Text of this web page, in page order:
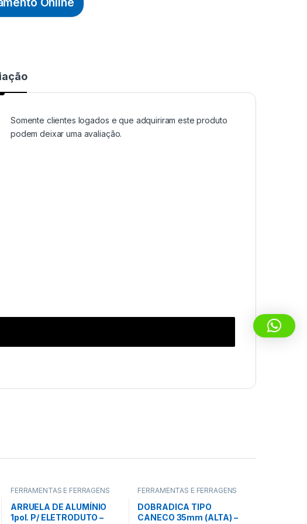
Somente clientes logados e que adquiriram este produto
podem deixar uma avaliação.
FERRAMENTAS E FERRAGENS
ARRUELA DE ALUMÍNIO
1pol. P/ ELETRODUTO –
FERRAMENTAS E FERRAGENS
DOBRADICA TIPO
CANECO 35mm (ALTA) –